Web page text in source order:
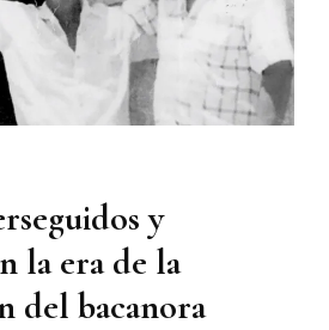
y
la era de la
del bacanora